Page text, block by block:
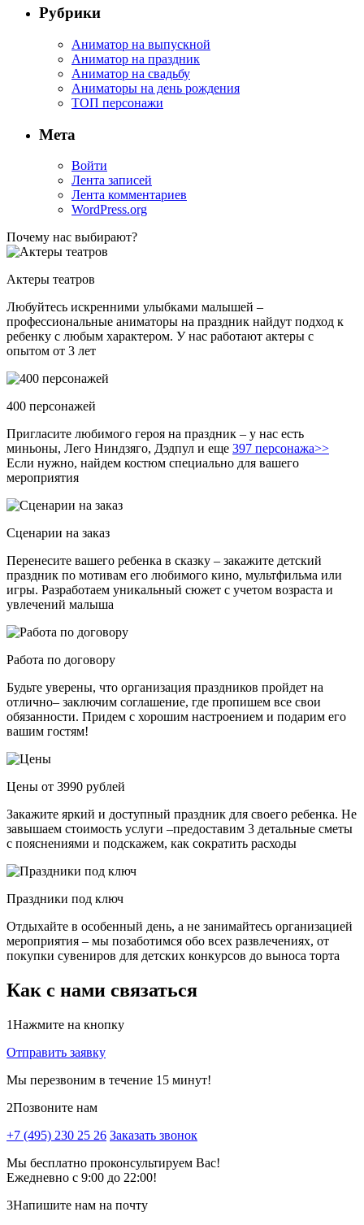
Рубрики
Аниматор на выпускной
Аниматор на праздник
Аниматор на свадьбу
Аниматоры на день рождения
ТОП персонажи
Мета
Войти
Лента записей
Лента комментариев
WordPress.org
Почему нас выбирают?
Актеры театров
Любуйтесь искренними улыбками малышей –
профессиональные аниматоры на праздник найдут подход к
ребенку с любым характером. У нас работают актеры с
опытом от 3 лет
400 персонажей
Пригласите любимого героя на праздник – у нас есть
миньоны, Лего Ниндзяго, Дэдпул и еще 397 персонажа>>
Если нужно, найдем костюм специально для вашего
мероприятия
Сценарии на заказ
Перенесите вашего ребенка в сказку – закажите детский
праздник по мотивам его любимого кино, мультфильма или
игры. Разработаем уникальный сюжет с учетом возраста и
увлечений малыша
Работа по договору
Будьте уверены, что организация праздников пройдет на
отлично– заключим соглашение, где пропишем все свои
обязанности. Придем с хорошим настроением и подарим его
вашим гостям!
Цены от 3990 рублей
Закажите яркий и доступный праздник для своего ребенка. Не
завышаем стоимость услуги –предоставим 3 детальные сметы
с пояснениями и подскажем, как сократить расходы
Праздники под ключ
Отдыхайте в особенный день, а не занимайтесь организацией
мероприятия – мы позаботимся обо всех развлечениях, от
покупки сувениров для детских конкурсов до выноса торта
Как с нами связаться
1Нажмите на кнопку
Отправить заявку
Мы перезвоним в течение 15 минут!
2Позвоните нам
+7 (495) 230 25 26 Заказать звонок
Мы бесплатно проконсультируем Вас!
Ежедневно с 9:00 до 22:00!
3Напишите нам на почту